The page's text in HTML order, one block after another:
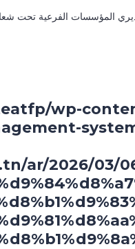
المؤسسات الفرعية تحت
wp-
ar/2026/03/